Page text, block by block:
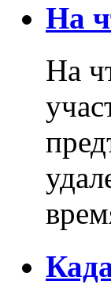
На
На